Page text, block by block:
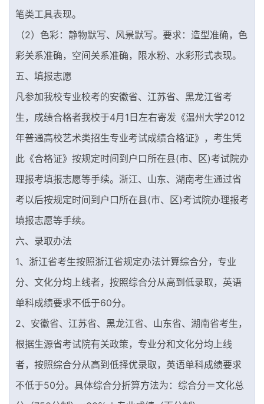
笔类工具表现。
（2）色彩：静物默写、风景默写。要求：造型准确，色
彩关系准确，空间关系准确，限水粉、水彩形式表现。
五、填报志愿
凡参加我校专业校考的安徽省、江苏省、黑龙江省考
生，成绩合格者我校于4月1日左右寄发《温州大学2012
年普通高校艺术类招生专业考试成绩合格证》，考生凭
此《合格证》按规定时间到户口所在县(市、区)考试院办
理报考填报志愿等手续。浙江、山东、湖南考生通过省
考以后按规定时间到户口所在县(市、区)考试院办理报考
填报志愿等手续。
六、录取办法
1、浙江省考生按照浙江省规定办法计算综合分，专业
分、文化分均上线者，按照综合分从高到低录取，英语
单科成绩要求不低于60分。
2、安徽省、江苏省、黑龙江省、山东省、湖南省考生，
根据生源省考试院有关政策，专业分和文化分均上线
者，按照综合分从高到低择优录取，英语单科成绩要求
不低于50分。具体综合分折算方法为：综合分＝文化总